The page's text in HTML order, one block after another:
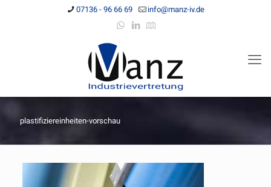
07136 - 96 66 69 info@manz-iv.de
plastifiziereinheiten-vorschau